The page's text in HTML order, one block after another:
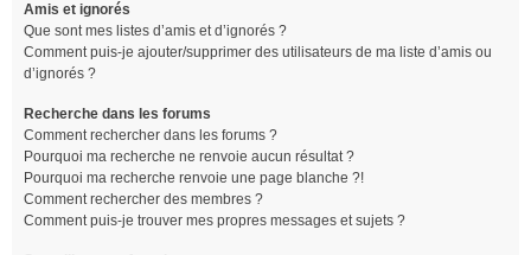
Amis et ignorés
Que sont mes listes d’amis et d’ignorés ?
Comment puis-je ajouter/supprimer des utilisateurs de ma liste d’amis ou
d’ignorés ?
Recherche dans les forums
Comment rechercher dans les forums ?
Pourquoi ma recherche ne renvoie aucun résultat ?
Pourquoi ma recherche renvoie une page blanche ?!
Comment rechercher des membres ?
Comment puis-je trouver mes propres messages et sujets ?